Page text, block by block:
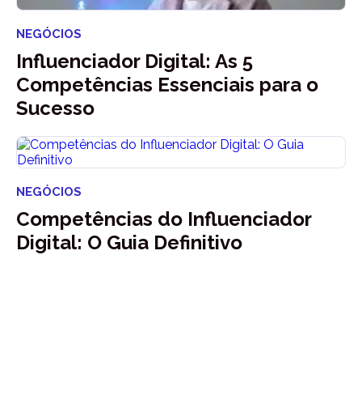
NEGÓCIOS
Influenciador Digital: As 5
Competências Essenciais para o
Sucesso
NEGÓCIOS
Competências do Influenciador
Digital: O Guia Definitivo